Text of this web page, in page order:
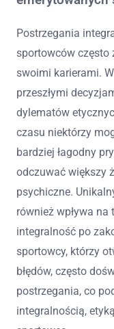
Postrzegania
sportowców często
swoimi karierami.
przeszłymi
dylematów
czasu niektórzy
bardziej łagodny
odczuwać większy
psychiczne.
również wpływa na
integralność po
sportowcy, którzy
błędów, często
postrzegania, co
integralnością,